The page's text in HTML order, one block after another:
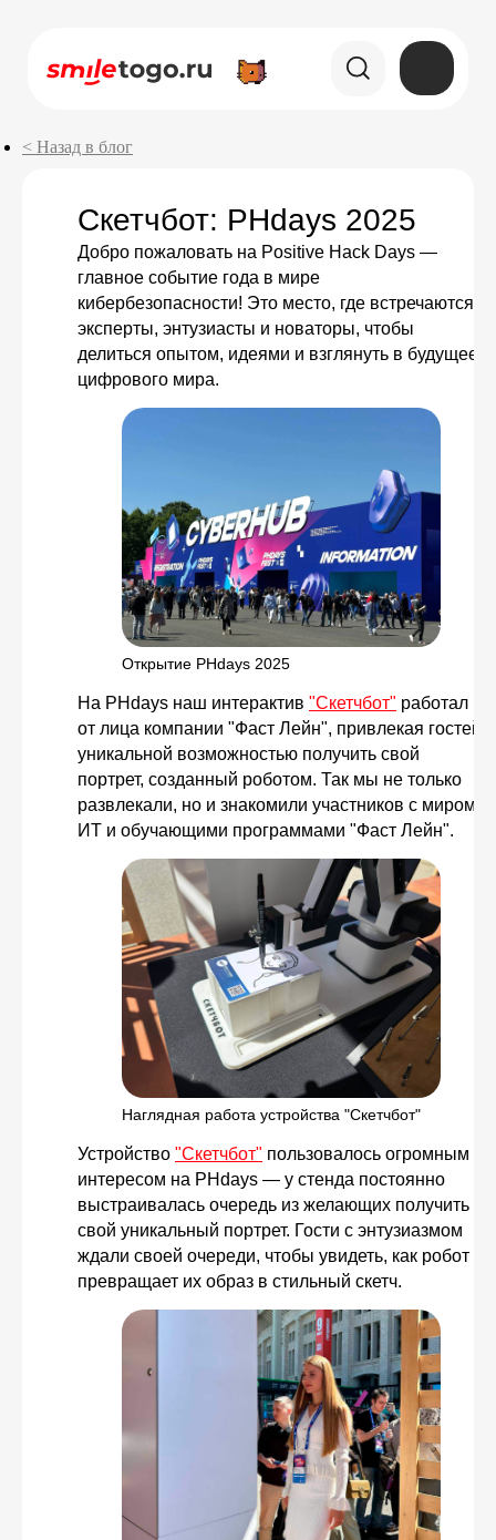
< Назад в блог
Cкетчбот: PHdays 2025
Добро пожаловать на Positive Hack Days —
главное событие года в мире
кибербезопасности! Это место, где встречаются
эксперты, энтузиасты и новаторы, чтобы
делиться опытом, идеями и взглянуть в будущее
цифрового мира.
Открытие PHdays 2025
На PHdays наш интерактив "Скетчбот" работал
от лица компании "Фаст Лейн", привлекая гостей
уникальной возможностью получить свой
портрет, созданный роботом. Так мы не только
развлекали, но и знакомили участников с миром
ИТ и обучающими программами "Фаст Лейн".
Наглядная работа устройства "Скетчбот"
Устройство "Скетчбот" пользовалось огромным
интересом на PHdays — у стенда постоянно
выстраивалась очередь из желающих получить
свой уникальный портрет. Гости с энтузиазмом
ждали своей очереди, чтобы увидеть, как робот
превращает их образ в стильный скетч.